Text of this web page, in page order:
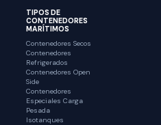
TIPOS DE
CONTENEDORES
MARÍTIMOS
Contenedores Secos
Contenedores
Refrigerados
Contenedores Open
Side
Contenedores
Especiales Carga
Pesada
Isotanques